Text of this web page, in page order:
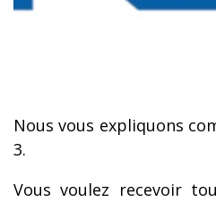
Nous vous expliquons
3.
Vous voulez recevoir